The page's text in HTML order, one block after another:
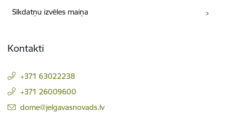
Sīkdatņu izvēles maiņa
Kontakti
+371 63022238
+371 26009600
E-pasts:
dome@jelgavasnovads.lv